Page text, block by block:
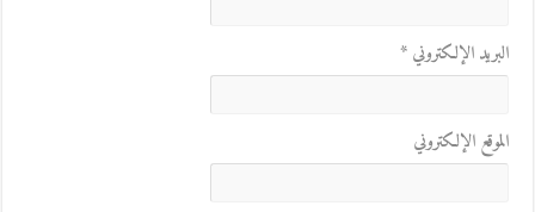
البريد الإلكتروني*
الموقع الإلكتروني